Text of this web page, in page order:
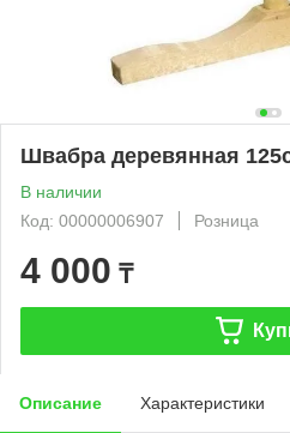
Швабра деревянная
В наличии
Код: 00000006907
Розница
4 000 ₸
Описание Характеристики